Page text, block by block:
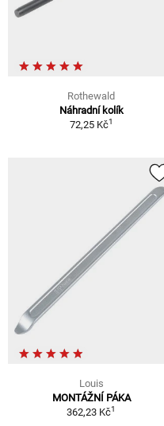
Rothewald
Náhradní kolík
72,25 Kč1
Louis
MONTÁŽNÍ PÁKA
362,23 Kč1